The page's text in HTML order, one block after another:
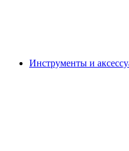
Инструменты и